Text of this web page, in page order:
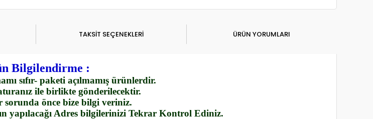
TAKSİT SEÇENEKLERİ ÜRÜN YORUMLARI
Bilgilendirme :
sıfır- paketi açılmamış ürünlerdir.
ile birlikte gönderilecektir.
önce bize bilgi veriniz.
yapılacağı Adres bilgilerinizi Tekrar Kontrol Ediniz.